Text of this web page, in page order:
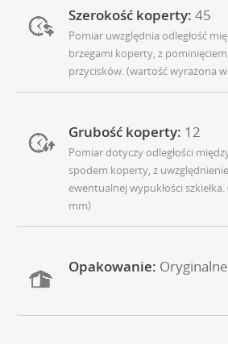
Szerokość koperty: 45
Pomiar uwzględnia odległość
brzegami koperty, z
przycisków. (wartość wyrażona
Grubość koperty: 12
Pomiar dotyczy odległości
spodem koperty, z
ewentualnej wypukłości
mm)
Opakowanie: